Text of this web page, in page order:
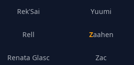
Rek'Sai
Rell
Renata Glasc
Yuumi
Zaahen
Zac